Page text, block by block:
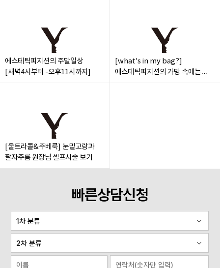
에스테틱피지션의 주말일상
[새벽4시부터 -오후11시까지]
[what's in my bag?]
에스테틱피지션의 가방 속에는
[울트라콜&주베룩] 눈밑고랑과
팔자주름 원장님 셀프시술 보기
빠른상담신청